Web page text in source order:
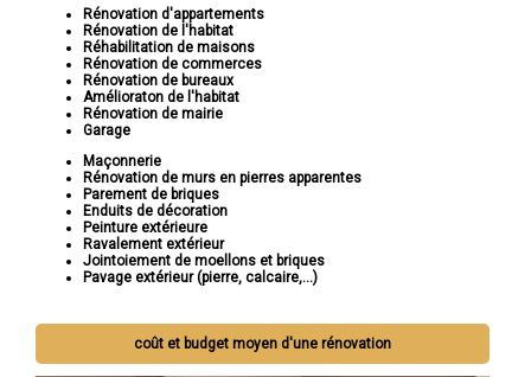
Rénovation d'appartements
Rénovation de l'habitat
Réhabilitation de maisons
Rénovation de commerces
Rénovation de bureaux
Amélioraton de l'habitat
Rénovation de mairie
Garage
Maçonnerie
Rénovation de murs en pierres apparentes
Parement de briques
Enduits de décoration
Peinture extérieure
Ravalement extérieur
Jointoiement de moellons et briques
Pavage extérieur (pierre, calcaire,...)
coût et budget moyen d'une rénovation